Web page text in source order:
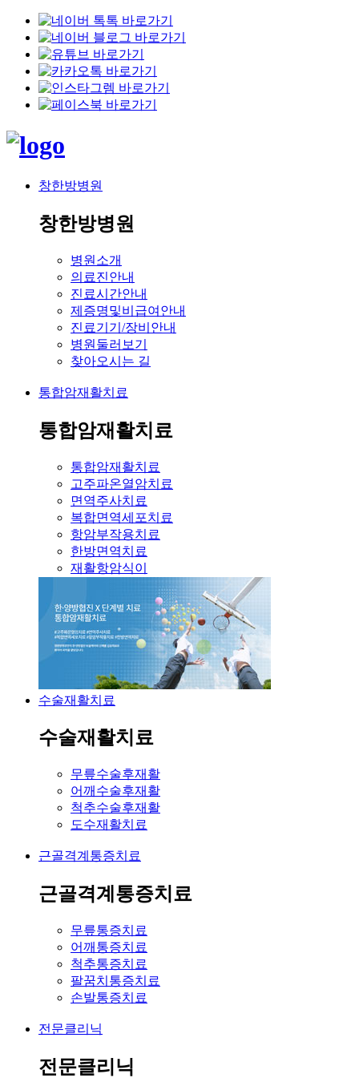
창한방병원
창한방병원
병원소개
의료진안내
진료시간안내
제증명및비급여안내
진료기기/장비안내
병원둘러보기
찾아오시는 길
통합암재활치료
통합암재활치료
통합암재활치료
고주파온열암치료
면역주사치료
복합면역세포치료
항암부작용치료
한방면역치료
재활항암식이
수술재활치료
수술재활치료
무릎수술후재활
어깨수술후재활
척추수술후재활
도수재활치료
근골격계통증치료
근골격계통증치료
무릎통증치료
어깨통증치료
척추통증치료
팔꿈치통증치료
손발통증치료
전문클리닉
전문클리닉